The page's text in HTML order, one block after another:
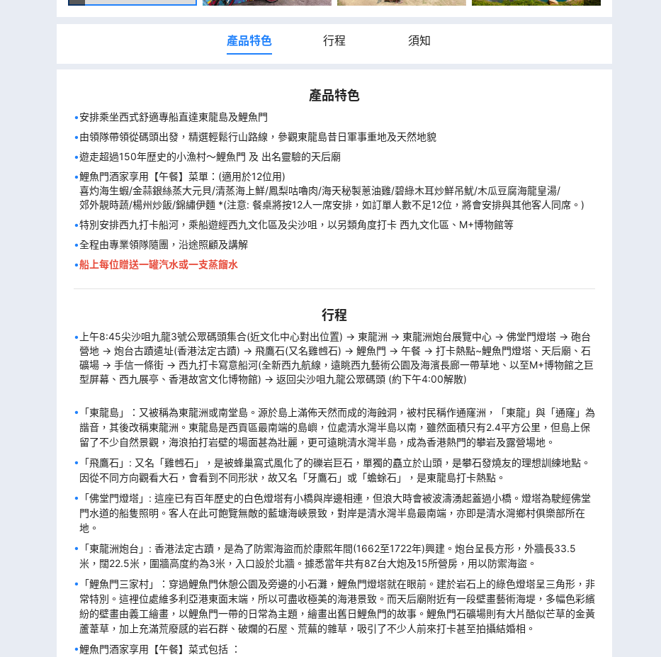
產品特色 行程 須知
產品特色
安排乘坐西式舒適專船直達東龍島及鯉魚門
由領隊帶領從碼頭出發，精選輕鬆行山路線，參觀東龍島昔日軍事重地及天然地貌
遊走超過150年歴史的小漁村～鯉魚門 及 出名靈驗的天后廟
鯉魚門酒家享用【午餐】菜單：(適用於12位用)
喜灼海生蝦/金蒜銀絲蒸大元貝/清蒸海上鮮/鳳梨咕嚕肉/海天秘製蔥油雞/碧綠木耳炒鮮吊魷/木瓜豆腐海龍皇湯/
郊外靚時蔬/楊州炒飯/錦繡伊麵 *(注意: 餐桌將按12人一席安排，如訂單人數不足12位，將會安排與其他客人同席。)
特別安排西九打卡船河，乘船遊經西九文化區及尖沙咀，以另類角度打卡 西九文化區、M+博物館等
全程由專業領隊隨團，沿途照顧及講解
船上每位贈送一罐汽水或一支蒸餾水
行程
上午8:45尖沙咀九龍3號公眾碼頭集合(近文化中心對出位置) → 東龍洲 → 東龍洲炮台展覽中心 → 佛堂門燈塔 → 砲台
營地 → 炮台古蹟遣址(香港法定古蹟) → 飛鷹石(又名雞乸⽯) → 鯉魚門 → 午餐 → 打卡熱點~鯉魚門燈塔、天后廟、石
礦場 → 手信一條街 → 西九打卡寫意船河(全新西九航線，遠眺西九藝術公園及海濱⾧廊一帶草地、以至M+博物館之巨
型屏幕、西九展亭、香港故宮文化博物館) → 返回尖沙咀九龍公眾碼頭 (約下午4:00解散)
「東龍島」：又被稱為東龍洲或南堂島。源於島上滿佈天然而成的海蝕洞，被村民稱作通窿洲，「東龍」與「通窿」為
諧音，其後改稱東龍洲。東龍島是西貢區最南端的島嶼，位處清水灣半島以南，雖然面積只有2.4平方公里，但島上保
留了不少自然景觀，海浪拍打岩壁的場面甚為壯麗，更可遠眺清水灣半島，成為香港熱門的攀岩及露營場地。
「飛鷹石」: 又名「雞乸石」，是被蜂巢窩式風化了的礫岩巨石，單獨的矗立於山頭，是攀石發燒友的理想訓練地點。
因從不同方向觀看大石，會看到不同形狀，故又名「牙鷹石」或「蟾蜍石」，是東龍島打卡熱點。
「佛堂門燈塔」: 這座已有百年歷史的白色燈塔有小橋與岸邊相連，但浪大時會被波濤湧起蓋過小橋。燈塔為駛經佛堂
門水道的船隻照明。客人在此可飽覽無敵的藍塘海峽景致，對岸是清水灣半島最南端，亦即是清水灣鄉村俱樂部所在
地。
「東龍洲炮台」: 香港法定古蹟，是為了防禦海盜而於康熙年間(1662至1722年)興建。炮台呈長方形，外牆長33.5
米，闊22.5米，圍牆高度約為3米，入口設於北牆。據悉當年共有8Z台大炮及15所營房，用以防禦海盜。
「鯉魚門三家村」：穿過鯉魚門休憩公園及旁邊的小石灘，鯉魚門燈塔就在眼前。建於岩石上的綠色燈塔呈三角形，非
常特別。這裡位處維多利亞港東面末端，所以可盡收極美的海港景致。而天后廟附近有一段壁畫藝術海堤，多幅色彩繽
紛的壁畫由義工繪畫，以鯉魚門一帶的日常為主題，繪畫出舊日鯉魚門的故事。鯉魚門石礦場則有大片酷似芒草的金黃
蘆葦草，加上充滿荒廢感的岩石群、破爛的石屋、荒蕪的雜草，吸引了不少人前來打卡甚至拍攝結婚相。
鯉魚門酒家享用【午餐】菜式包括 ：